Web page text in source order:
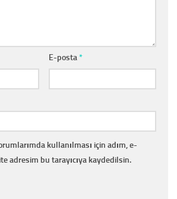
E-posta*
kullanılması için adım, e-
adresim bu tarayıcıya kaydedilsin.